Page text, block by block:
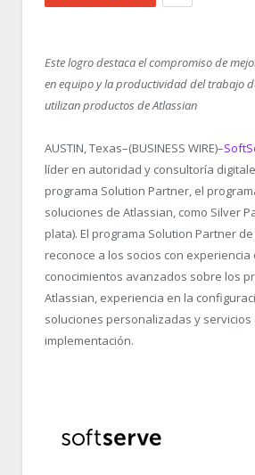
Este logro destaca el compromiso de
en equipo y la productividad del trabajo
utilizan productos de Atlassian
AUSTIN, Texas–(BUSINESS WIRE)–
líder en autoridad y consultoría
programa Solution Partner, el
soluciones de Atlassian, como Silver
plata). El programa Solution Partner
reconoce a los socios con
conocimientos avanzados sobre los
Atlassian, experiencia en la
soluciones personalizadas y servicios
implementación.